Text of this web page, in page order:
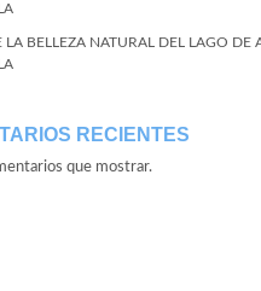
LA BELLEZA NATURAL DEL LAGO DE
RECIENTES
que mostrar.